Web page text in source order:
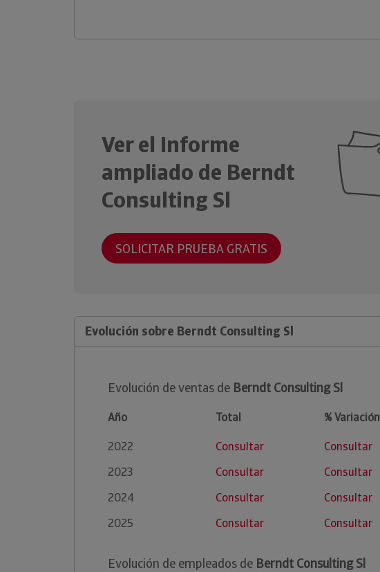
Ver el Informe
ampliado de Berndt
Consulting Sl
SOLICITAR PRUEBA GRATIS
Evolución sobre Berndt Consulting Sl
Evolución de ventas de Berndt Consulting Sl
Año Total
% Variación
2022
Consultar
Consultar
2023
Consultar
Consultar
2024
Consultar
Consultar
2025
Consultar Consultar
Evolución de empleados de Berndt Consulting Sl